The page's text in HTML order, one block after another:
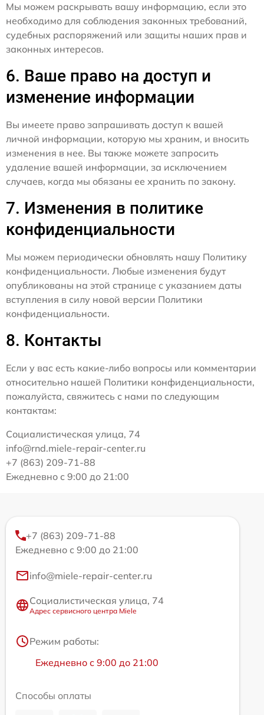
Мы можем раскрывать вашу информацию, если это
необходимо для соблюдения законных требований,
судебных распоряжений или защиты наших прав и
законных интересов.
6. Ваше право на доступ и
изменение информации
Вы имеете право запрашивать доступ к вашей
личной информации, которую мы храним, и вносить
изменения в нее. Вы также можете запросить
удаление вашей информации, за исключением
случаев, когда мы обязаны ее хранить по закону.
7. Изменения в политике
конфиденциальности
Мы можем периодически обновлять нашу Политику
конфиденциальности. Любые изменения будут
опубликованы на этой странице с указанием даты
вступления в силу новой версии Политики
конфиденциальности.
8. Контакты
Если у вас есть какие-либо вопросы или комментарии
относительно нашей Политики конфиденциальности,
пожалуйста, свяжитесь с нами по следующим
контактам:
Социалистическая улица, 74
info@rnd.miele-repair-center.ru
+7 (863) 209-71-88
Ежедневно с 9:00 до 21:00
+7 (863) 209-71-88
Ежедневно с 9:00 до 21:00
info@miele-repair-center.ru
Социалистическая улица, 74
Адрес сервисного центра Miele
Режим работы:
Ежедневно с 9:00 до 21:00
Способы оплаты